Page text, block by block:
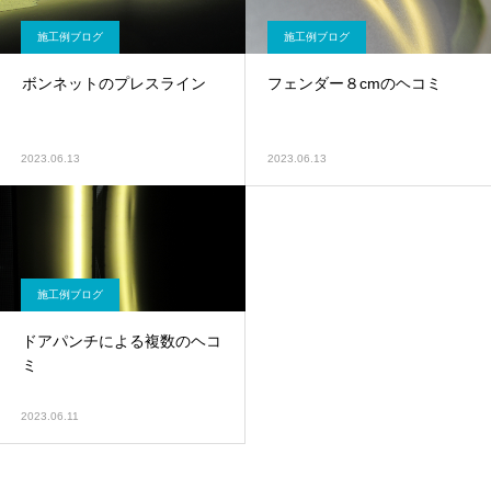
施工例ブログ
ボンネットのプレスライン
2023.06.13
施工例ブログ
フェンダー８cmのヘコミ
2023.06.13
施工例ブログ
ドアパンチによる複数のヘコ
ミ
2023.06.11